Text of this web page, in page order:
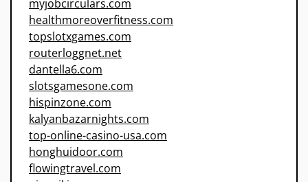
myjobcirculars.com
healthmoreoverfitness.com
topslotxgames.com
routerloggnet.net
dantella6.com
slotsgamesone.com
hispinzone.com
kalyanbazarnights.com
top-online-casino-usa.com
honghuidoor.com
flowingtravel.com